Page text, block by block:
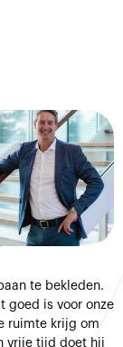
te bekleden.
goed is voor onze
ruimte krijg om
vrije tijd doet hij